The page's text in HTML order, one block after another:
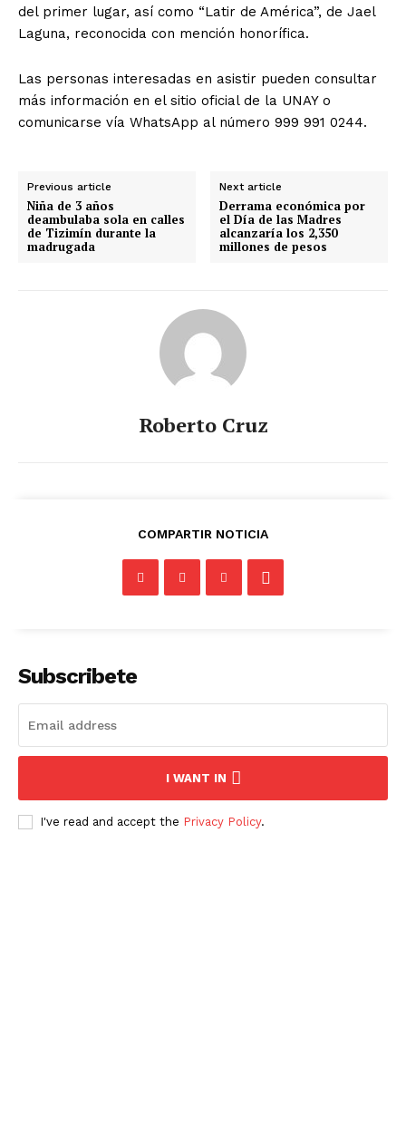
del primer lugar, así como “Latir de América”, de Jael
Laguna, reconocida con mención honorífica.
Las personas interesadas en asistir pueden consultar
más información en el sitio oficial de la UNAY o
comunicarse vía WhatsApp al número 999 991 0244.
Previous article
Niña de 3 años
deambulaba sola en calles
de Tizimín durante la
madrugada
Next article
Derrama económica por
el Día de las Madres
alcanzaría los 2,350
millones de pesos
Roberto Cruz
COMPARTIR NOTICIA
Subscribete
I WANT IN
I've read and accept the Privacy Policy.